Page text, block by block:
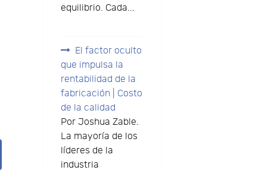
equilibrio. Cada...
El factor oculto
que impulsa la
rentabilidad de la
fabricación | Costo
de la calidad
Por Joshua Zable.
La mayoría de los
líderes de la
industria